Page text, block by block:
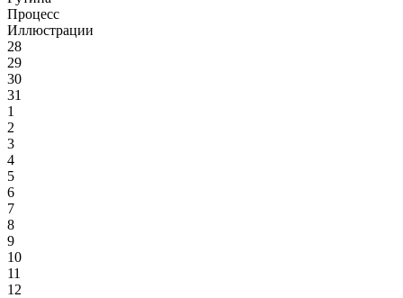
Процесс
Иллюстрации
28
29
30
31
1
2
3
4
5
6
7
8
9
10
11
12